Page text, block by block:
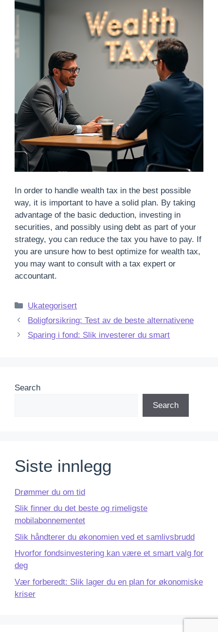
In order to handle wealth tax in the best possible
way, it is important to have a solid plan. By taking
advantage of the basic deduction, investing in
securities, and possibly using debt as part of your
strategy, you can reduce the tax you have to pay. If
you are unsure how to best optimize for wealth tax,
you may want to consult with a tax expert or
accountant.
Categories
Ukategorisert
Boligforsikring: Test av de beste alternativene
Sparing i fond: Slik investerer du smart
Search
Search
Siste innlegg
Drømmer du om tid
Slik finner du det beste og rimeligste
mobilabonnementet
Slik håndterer du økonomien ved et samlivsbrudd
Hvorfor fondsinvestering kan være et smart valg for
deg
Vær forberedt: Slik lager du en plan for økonomiske
kriser